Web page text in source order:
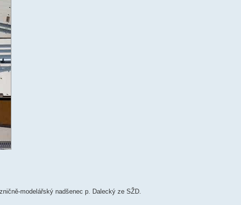
modelářský nadšenec p. Dalecký ze SŽD.